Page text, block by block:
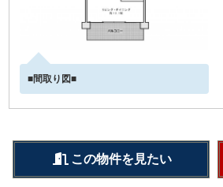
■間取り図■
この物件を見たい